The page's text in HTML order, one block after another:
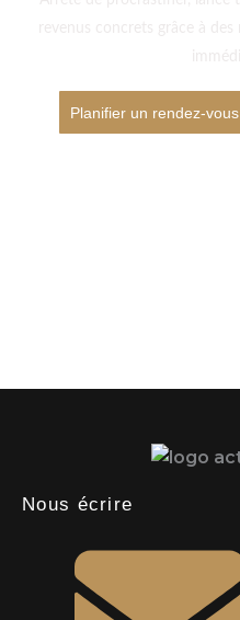
Planifier un rendez-vous
Nous écrire